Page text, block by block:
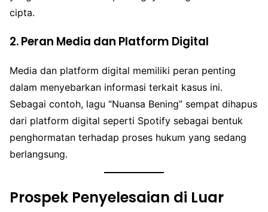
cipta.
2. Peran Media dan Platform Digital
Media dan platform digital memiliki peran penting
dalam menyebarkan informasi terkait kasus ini.
Sebagai contoh, lagu “Nuansa Bening” sempat dihapus
dari platform digital seperti Spotify sebagai bentuk
penghormatan terhadap proses hukum yang sedang
berlangsung.
Prospek Penyelesaian di Luar